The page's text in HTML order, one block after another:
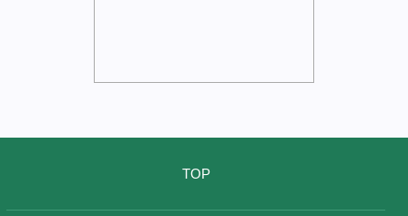
TOP